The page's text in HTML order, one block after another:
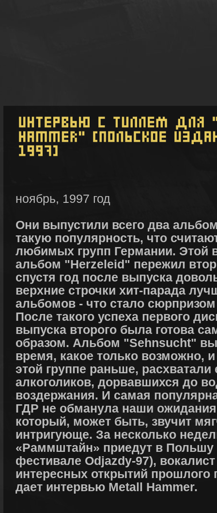
ноябрь, 1997 год
Они выпустили всего два
такую популярность, что
любимых групп Германии. Этой
альбом "Herzeleid" пережил
спустя год после выпуска
верхние строчки хит-парада
альбомов - что стало
После такого успеха первого
выпуска второго была готова
образом. Альбом "Sehnsucht"
время, какое только возможно,
этой группе раньше,
алкоголиков, дорвавшихся до
воздержания. И самая
ГДР не обманула наши
который, может быть, звучит
интригующе. За несколько
«Раммштайн» приедут в Польшу
фестивале Odjazdy-97),
интересных открытий прошлого
дает интервью Metall Hammer.